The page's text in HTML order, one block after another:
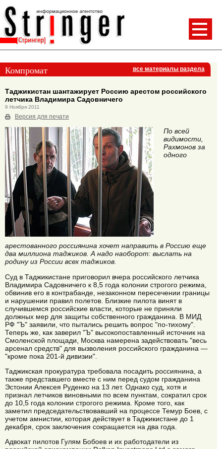
Компромат все материалы раздела
Таджикистан шантажирует Россию арестом российского
летчика Владимира Садовничего
9 Ноября 2011
Версия для печати
По всей
видимости,
Рахмонов за
одного
арестованного россиянина хочет направить в Россию еще
два миллиона таджиков. А надо наоборот: выслать на
родину из России всех таджиков.
Суд в Таджикистане приговорил вчера российского летчика
Владимира Садовничего к 8,5 года колонии строгого режима,
обвинив его в контрабанде, незаконном пересечении границы
и нарушении правил полетов. Близкие пилота винят в
случившемся российские власти, которые не приняли
должных мер для защиты собственного гражданина. В МИД
РФ "Ъ" заявили, что пытались решить вопрос "по-тихому".
Теперь же, как заверил "Ъ" высокопоставленный источник на
Смоленской площади, Москва намерена задействовать "весь
арсенал средств" для вызволения российского гражданина —
"кроме пока 201-й дивизии".
Таджикская прокуратура требовала посадить россиянина, а
также представшего вместе с ним перед судом гражданина
Эстонии Алексея Руденко на 13 лет. Однако суд, хотя и
признал летчиков виновными по всем пунктам, сократил срок
до 10,5 года колонии строгого режима. Кроме того, как
заметил председательствовавший на процессе Темур Боев, с
учетом амнистии, которая действует в Таджикистане до 1
декабря, срок заключения сокращается на два года.
Адвокат пилотов Гулям Бобоев и их работодатели из